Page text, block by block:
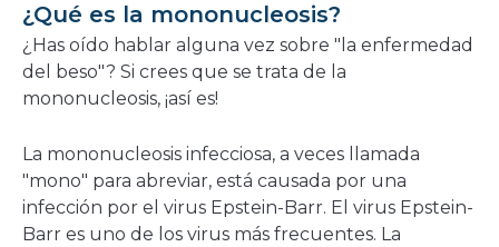
nueva
ventana
¿Qué es la mononucleosis?
¿Has oído hablar alguna vez sobre "la enfermedad
del beso"? Si crees que se trata de la
mononucleosis, ¡así es!
La mononucleosis infecciosa, a veces llamada
"mono" para abreviar, está causada por una
infección por el virus Epstein-Barr. El virus Epstein-
Barr es uno de los virus más frecuentes. La